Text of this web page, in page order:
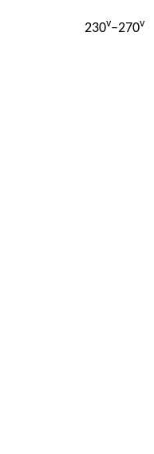
230v–270v